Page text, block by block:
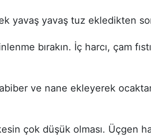
yavaş yavaş tuz ekledikten
bırakın. İç harcı, çam
ve nane ekleyerek
çok düşük olması. Üçgen